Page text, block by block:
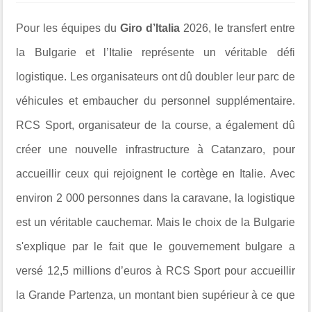
Pour les équipes duGiro d’Italia2026, le transfert entre
la Bulgarie et l’Italie représente un véritable défi
logistique. Les organisateurs ont dû doubler leur parc de
véhicules et embaucher du personnel supplémentaire.
RCS Sport, organisateur de la course, a également dû
créer une nouvelle infrastructure à Catanzaro, pour
accueillir ceux qui rejoignent le cortège en Italie. Avec
environ 2 000 personnes dans la caravane, la logistique
est un véritable cauchemar. Mais le choix de la Bulgarie
s'explique par le fait que le gouvernement bulgare a
versé 12,5 millions d’euros à RCS Sport pour accueillir
la Grande Partenza, un montant bien supérieur à ce que